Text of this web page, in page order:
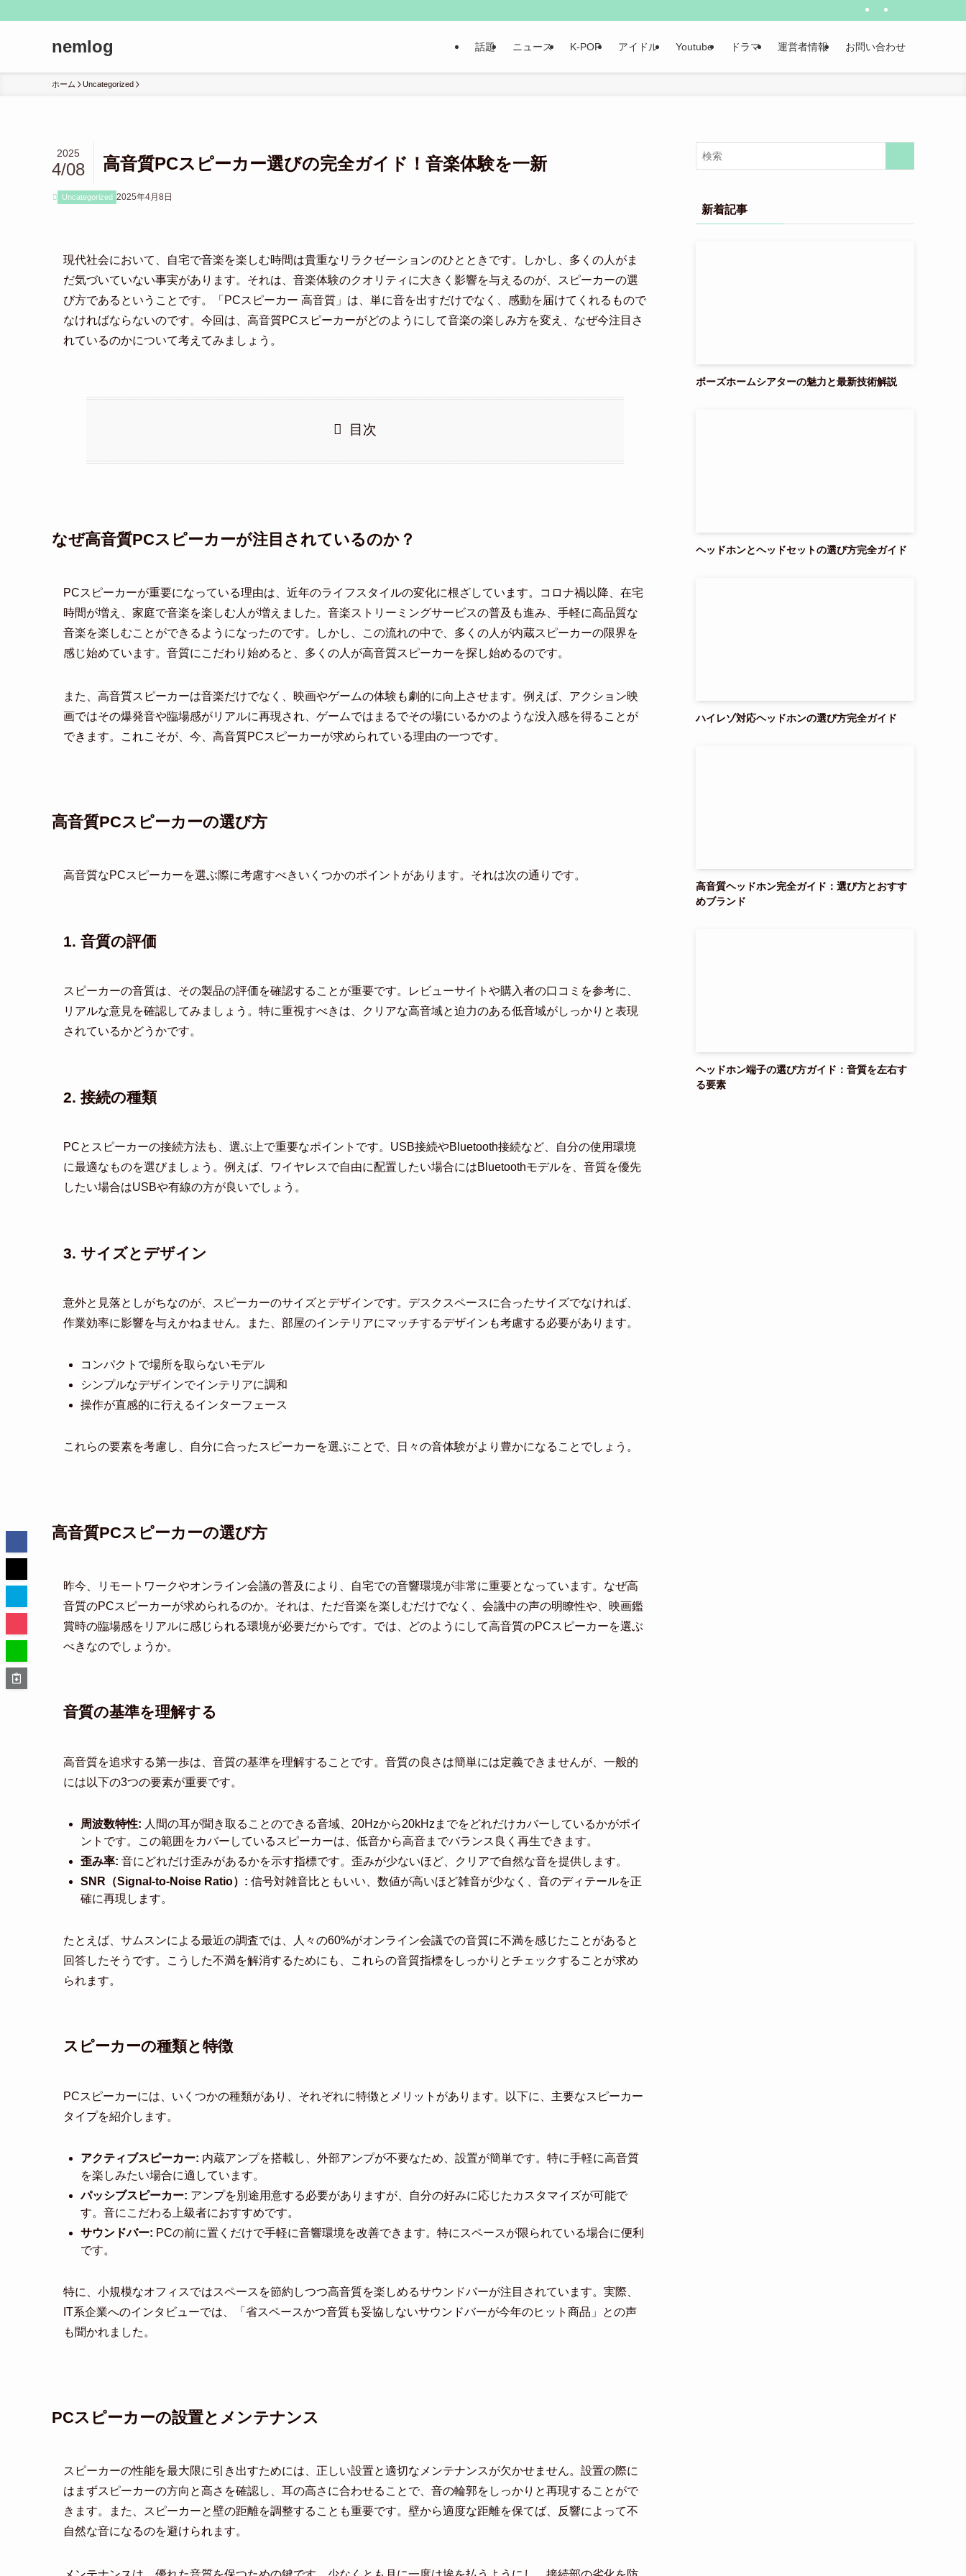
nemlog 話題 ニュース K-POP アイドル Youtube ドラマ 運営者情報 お問い合わせ
ホーム Uncategorized
高音質PCスピーカー選びの完全ガイド！音楽体験を一新
2025
4/08
Uncategorized 2025年4月8日
現代社会において、自宅で音楽を楽しむ時間は貴重なリラクゼーションのひとときです。しかし、多くの人がま
だ気づいていない事実があります。それは、音楽体験のクオリティに大きく影響を与えるのが、スピーカーの選
び方であるということです。「PCスピーカー 高音質」は、単に音を出すだけでなく、感動を届けてくれるもので
なければならないのです。今回は、高音質PCスピーカーがどのようにして音楽の楽しみ方を変え、なぜ今注目さ
れているのかについて考えてみましょう。
目次
なぜ高音質PCスピーカーが注目されているのか？
PCスピーカーが重要になっている理由は、近年のライフスタイルの変化に根ざしています。コロナ禍以降、在宅
時間が増え、家庭で音楽を楽しむ人が増えました。音楽ストリーミングサービスの普及も進み、手軽に高品質な
音楽を楽しむことができるようになったのです。しかし、この流れの中で、多くの人が内蔵スピーカーの限界を
感じ始めています。音質にこだわり始めると、多くの人が高音質スピーカーを探し始めるのです。
また、高音質スピーカーは音楽だけでなく、映画やゲームの体験も劇的に向上させます。例えば、アクション映
画ではその爆発音や臨場感がリアルに再現され、ゲームではまるでその場にいるかのような没入感を得ることが
できます。これこそが、今、高音質PCスピーカーが求められている理由の一つです。
高音質PCスピーカーの選び方
高音質なPCスピーカーを選ぶ際に考慮すべきいくつかのポイントがあります。それは次の通りです。
1. 音質の評価
スピーカーの音質は、その製品の評価を確認することが重要です。レビューサイトや購入者の口コミを参考に、
リアルな意見を確認してみましょう。特に重視すべきは、クリアな高音域と迫力のある低音域がしっかりと表現
されているかどうかです。
2. 接続の種類
PCとスピーカーの接続方法も、選ぶ上で重要なポイントです。USB接続やBluetooth接続など、自分の使用環境
に最適なものを選びましょう。例えば、ワイヤレスで自由に配置したい場合にはBluetoothモデルを、音質を優先
したい場合はUSBや有線の方が良いでしょう。
3. サイズとデザイン
意外と見落としがちなのが、スピーカーのサイズとデザインです。デスクスペースに合ったサイズでなければ、
作業効率に影響を与えかねません。また、部屋のインテリアにマッチするデザインも考慮する必要があります。
コンパクトで場所を取らないモデル
シンプルなデザインでインテリアに調和
操作が直感的に行えるインターフェース
これらの要素を考慮し、自分に合ったスピーカーを選ぶことで、日々の音体験がより豊かになることでしょう。
高音質PCスピーカーの選び方
昨今、リモートワークやオンライン会議の普及により、自宅での音響環境が非常に重要となっています。なぜ高
音質のPCスピーカーが求められるのか。それは、ただ音楽を楽しむだけでなく、会議中の声の明瞭性や、映画鑑
賞時の臨場感をリアルに感じられる環境が必要だからです。では、どのようにして高音質のPCスピーカーを選ぶ
べきなのでしょうか。
音質の基準を理解する
高音質を追求する第一歩は、音質の基準を理解することです。音質の良さは簡単には定義できませんが、一般的
には以下の3つの要素が重要です。
周波数特性: 人間の耳が聞き取ることのできる音域、20Hzから20kHzまでをどれだけカバーしているかがポイ
ントです。この範囲をカバーしているスピーカーは、低音から高音までバランス良く再生できます。
歪み率: 音にどれだけ歪みがあるかを示す指標です。歪みが少ないほど、クリアで自然な音を提供します。
SNR（Signal-to-Noise Ratio）: 信号対雑音比ともいい、数値が高いほど雑音が少なく、音のディテールを正
確に再現します。
たとえば、サムスンによる最近の調査では、人々の60%がオンライン会議での音質に不満を感じたことがあると
回答したそうです。こうした不満を解消するためにも、これらの音質指標をしっかりとチェックすることが求め
られます。
スピーカーの種類と特徴
PCスピーカーには、いくつかの種類があり、それぞれに特徴とメリットがあります。以下に、主要なスピーカー
タイプを紹介します。
アクティブスピーカー: 内蔵アンプを搭載し、外部アンプが不要なため、設置が簡単です。特に手軽に高音質
を楽しみたい場合に適しています。
パッシブスピーカー: アンプを別途用意する必要がありますが、自分の好みに応じたカスタマイズが可能で
す。音にこだわる上級者におすすめです。
サウンドバー: PCの前に置くだけで手軽に音響環境を改善できます。特にスペースが限られている場合に便利
です。
特に、小規模なオフィスではスペースを節約しつつ高音質を楽しめるサウンドバーが注目されています。実際、
IT系企業へのインタビューでは、「省スペースかつ音質も妥協しないサウンドバーが今年のヒット商品」との声
も聞かれました。
PCスピーカーの設置とメンテナンス
スピーカーの性能を最大限に引き出すためには、正しい設置と適切なメンテナンスが欠かせません。設置の際に
はまずスピーカーの方向と高さを確認し、耳の高さに合わせることで、音の輪郭をしっかりと再現することがで
きます。また、スピーカーと壁の距離を調整することも重要です。壁から適度な距離を保てば、反響によって不
自然な音になるのを避けられます。
新着記事
ボーズホームシアターの魅力と最新技術解説
ヘッドホンとヘッドセットの選び方完全ガイド
ハイレゾ対応ヘッドホンの選び方完全ガイド
高音質ヘッドホン完全ガイド：選び方とおすす
めブランド
ヘッドホン端子の選び方ガイド：音質を左右す
る要素